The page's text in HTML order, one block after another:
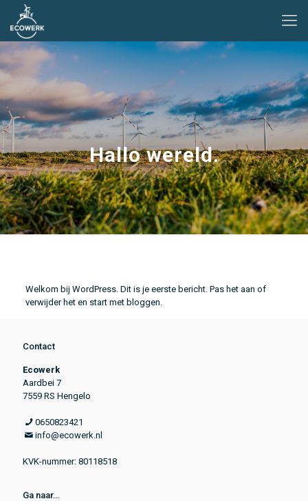
Hallo wereld.
Welkom bij WordPress. Dit is je eerste bericht. Pas het aan of
verwijder het en start met bloggen.
Contact
Ecowerk
Aardbei 7
7559 RS Hengelo
0650823421
info@ecowerk.nl
KVK-nummer: 80118518
Ga naar…